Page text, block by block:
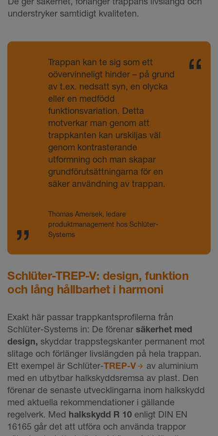
understryker samtidigt kvaliteten.
Trappan kan te sig som ett
oövervinneligt hinder – på grund
av t.ex. nedsatt syn, en olycka
eller en medfödd
funktionsvariation. Detta
motverkar man genom att
trappkanten kan urskiljas väl
genom kontrasterande
utformning och man skapar
grundförutsättningarna för en
säker användning av trappan.
Thomas Amersek, ledare
produktmanagement hos Schlüter-
Systems
Schlüter-TREP-V: design, funktion
och lång hållbarhet i harmoni
Exakt här passar trappkantsprofilerna från
Schlüter-Systems in: De förenar säkerhet med
design, skyddar trappstegskanter permanent mot
slitage och förlänger livslängden på hela trappan.
Ett exempel är Schlüter-TREP-V
av aluminium
med en utbytbar halkskyddsremsa av plast. Den
förenar de senaste utvecklingarna inom halkskydd
med aktuella rekommendationer i gällande
regelverk. Med halkskydd R 10 enligt DIN EN
16165 går det att utföra och använda trappor